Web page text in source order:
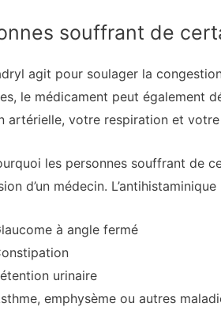
souffrant de
agit pour soulager la
le médicament peut également
artérielle, votre respiration et
les personnes souffrant de
d’un médecin.
à angle fermé
urinaire
emphysème ou autres